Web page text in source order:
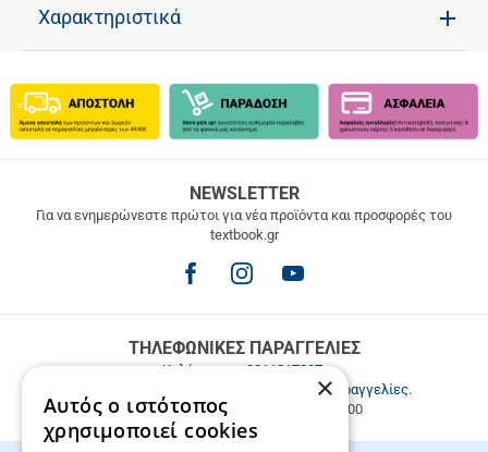
Χαρακτηριστικά
ΜΕΤΑΦΟΡΙΚΑ
άνω
NEWSLETTER
Για να ενημερώνεστε πρώτοι για νέα προϊόντα και προσφορές του
textbook.gr
ΤΗΛΕΦΩΝΙΚΕΣ ΠΑΡΑΓΓΕΛΙΕΣ
Καλέστε μας2811217297.
Εξυπηρέτηση πελατών & τηλεφωνικές παραγγελίες.
Δευ. - Παρ. 9:00-17:00, Σάβ. 9:00-15:00
×
Αυτός ο ιστότοπος
χρησιμοποιεί cookies